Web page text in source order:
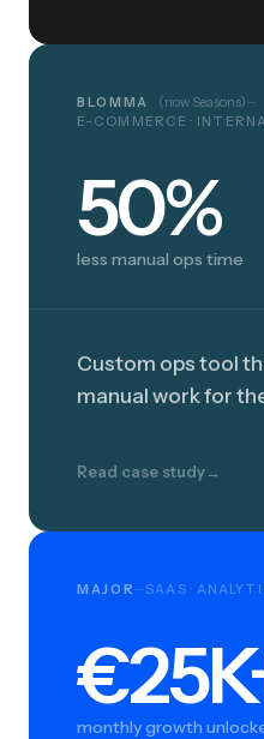
BLOMMA (now Seasons)—
E-COMMERCE ·
50%
50%
less manual ops time
Custom ops tool
manual work for
Read case study→
MAJOR —SAAS ·
€25K+
monthly growth